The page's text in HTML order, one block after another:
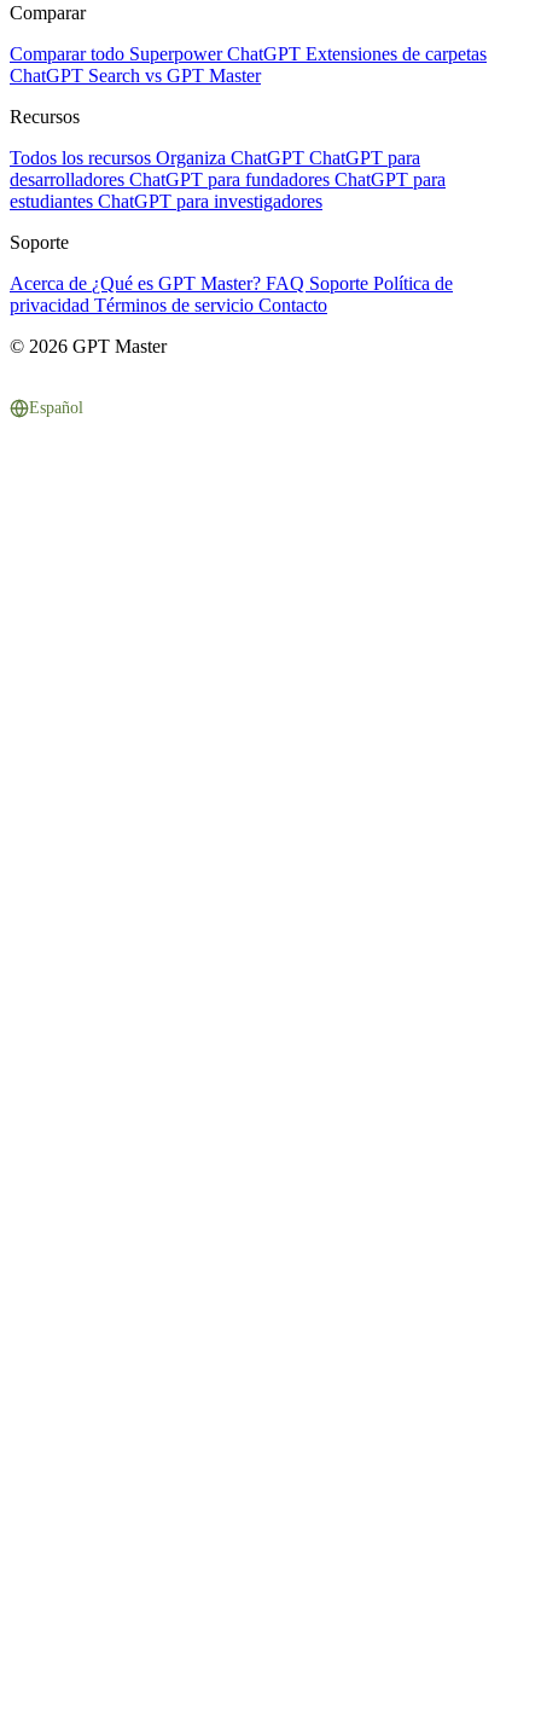
Comparar
Comparar todo Superpower ChatGPT Extensiones de carpetas
ChatGPT Search vs GPT Master
Recursos
Todos los recursos Organiza ChatGPT ChatGPT para
desarrolladores ChatGPT para fundadores ChatGPT para
estudiantes ChatGPT para investigadores
Soporte
Acerca de ¿Qué es GPT Master? FAQ Soporte Política de
privacidad Términos de servicio Contacto
© 2026 GPT Master
Español